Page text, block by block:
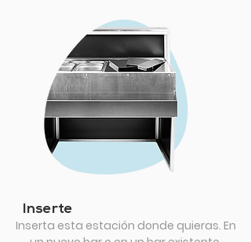
Inserte
Inserta esta estación donde quieras. En